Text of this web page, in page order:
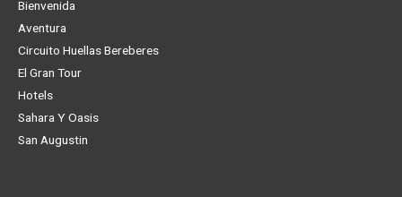
Bienvenida
Aventura
Circuito Huellas Bereberes
El Gran Tour
Hotels
Sahara Y Oasis
San Augustin